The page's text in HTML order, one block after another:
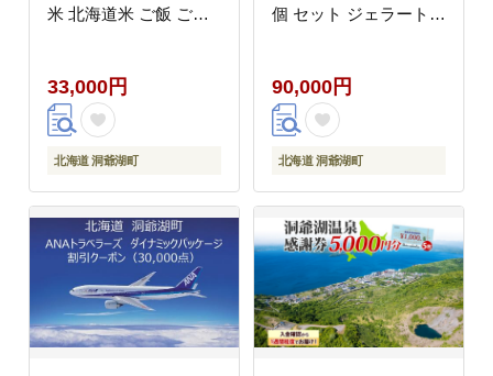
米 北海道米 ご飯 ごは
取り寄せ 産地直送 宮内
農園 送料無料 北海道
洞爺湖町
33,000円
北海道 洞爺湖町
個 セット ジェラート
し かぼちゃ 白花豆 ア
イスクリーム 保存料不
使用
90,000円
北海道 洞爺湖町